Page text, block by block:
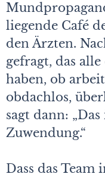
liegende Café
den Ärzten.
gefragt, das
haben, ob
obdachlos,
sagt dann:
Zuwendung.“
Dass das